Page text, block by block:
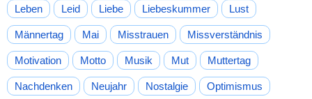
Leben Leid Liebe Liebeskummer Lust
Männertag Mai Misstrauen Missverständnis
Motivation Motto Musik Mut Muttertag
Nachdenken Neujahr Nostalgie Optimismus